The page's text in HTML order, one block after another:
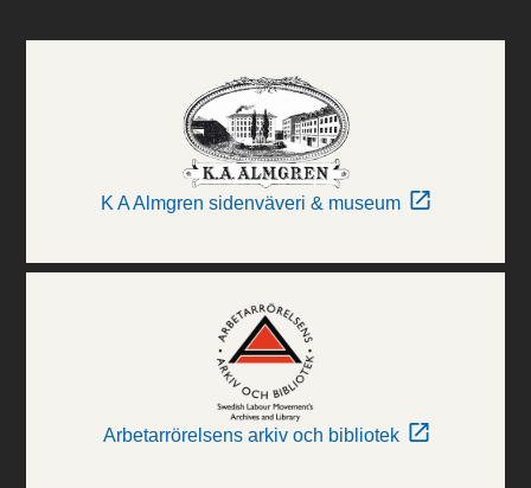
K A Almgren sidenväveri & museum
Arbetarrörelsens arkiv och bibliotek